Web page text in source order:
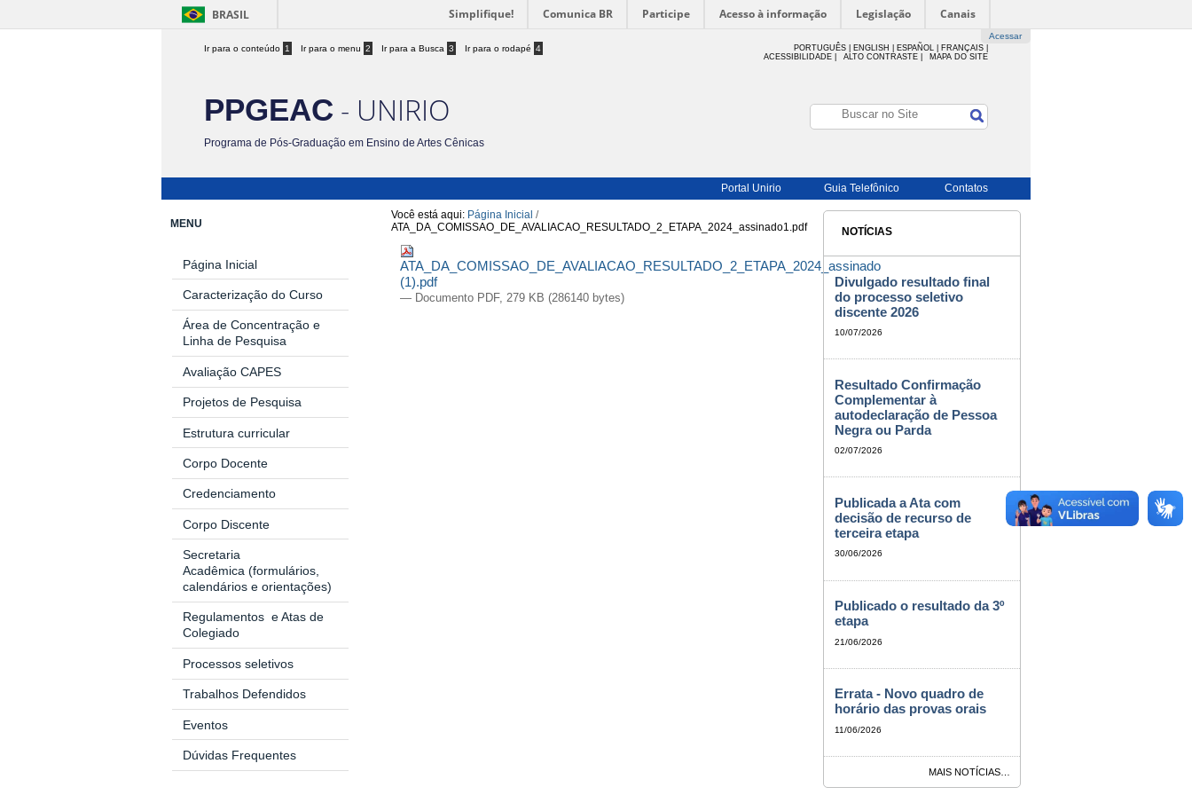
BRASIL Simplifique! Comunica BR Participe Acesso à informação Legislação Canais
Acessar
Ir para o conteúdo 1 Ir para o menu 2 Ir para a Busca 3 Ir para o rodapé 4 PORTUGUÊS | ENGLISH | ESPAÑOL |
FRANÇAIS |
ACESSIBILIDADE
ALTO CONTRASTE | MAPA DO SITE
PPGEAC - UNIRIO
Programa de Pós-Graduação em Ensino de Artes Cênicas
Portal Unirio Guia Telefônico Contatos
Você está aqui: Página Inicial /
ATA_DA_COMISSAO_DE_AVALIACAO_RESULTADO_2_ETAPA_2024_assinado1.pdf
ATA_DA_COMISSAO_DE_AVALIACAO_RESULTADO_2_ETAPA_2024_assinado
(1).pdf
— Documento PDF, 279 KB (286140 bytes)
MENU
Página Inicial
Caracterização do Curso
Área de Concentração e
Linha de Pesquisa
Avaliação CAPES
Projetos de Pesquisa
Estrutura curricular
Corpo Docente
Credenciamento
Corpo Discente
Secretaria
Acadêmica (formulários,
calendários e orientações)
Regulamentos e Atas de
Colegiado
Processos seletivos
Trabalhos Defendidos
Eventos
Dúvidas Frequentes
NOTÍCIAS
Divulgado resultado final
do processo seletivo
discente 2026
10/07/2026
Resultado Confirmação
Complementar à
autodeclaração de Pessoa
Negra ou Parda
02/07/2026
Publicada a Ata com
decisão de recurso de
terceira etapa
30/06/2026
Publicado o resultado da 3º
etapa
21/06/2026
Errata - Novo quadro de
horário das provas orais
11/06/2026
MAIS NOTÍCIAS…